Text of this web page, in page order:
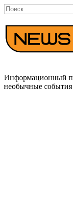
Перейти
к
содержанию
Search
for:
Информационный
необычные